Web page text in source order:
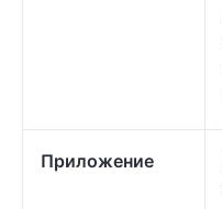
Приложение